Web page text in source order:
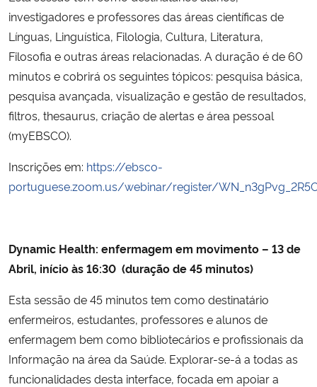
Ministério da Mulher, da Família e dos Direitos Humanos
Secretaria-Geral
Secretaria de Governo
Advocacia-Geral da União
Planalto
investigadores e professores das áreas científicas de
Línguas, Linguística, Filologia, Cultura, Literatura,
Filosofia e outras áreas relacionadas. A duração é de 60
minutos e cobrirá os seguintes tópicos: pesquisa básica,
pesquisa avançada, visualização e gestão de resultados,
filtros, thesaurus, criação de alertas e área pessoal
(myEBSCO).
Inscrições em: https://ebsco-
portuguese.zoom.us/webinar/register/
Dynamic Health: enfermagem em movimento – 13 de
Abril, início às 16:30 (duração de 45 minutos)
Esta sessão de 45 minutos tem como destinatário
enfermeiros, estudantes, professores e alunos de
enfermagem bem como bibliotecários e profissionais da
Informação na área da Saúde. Explorar-se-á a todas as
funcionalidades desta interface, focada em apoiar a